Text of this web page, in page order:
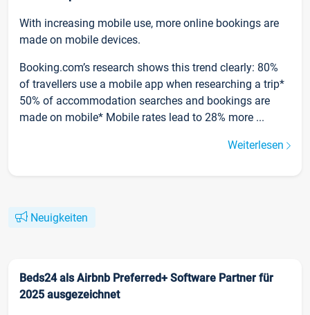
With increasing mobile use, more online bookings are
made on mobile devices.
Booking.com’s research shows this trend clearly: 80%
of travellers use a mobile app when researching a trip*
50% of accommodation searches and bookings are
made on mobile* Mobile rates lead to 28% more ...
Weiterlesen
Neuigkeiten
Beds24 als Airbnb Preferred+ Software Partner für
2025 ausgezeichnet